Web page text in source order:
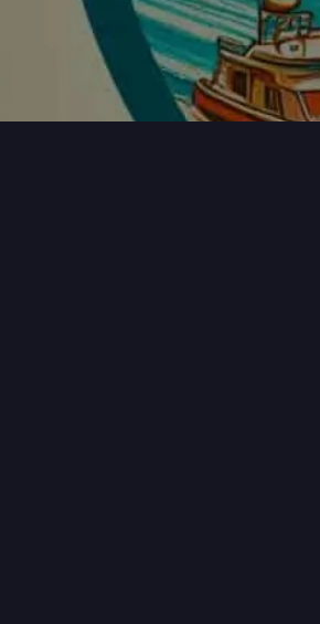
Quels sont
pour
Polynésie